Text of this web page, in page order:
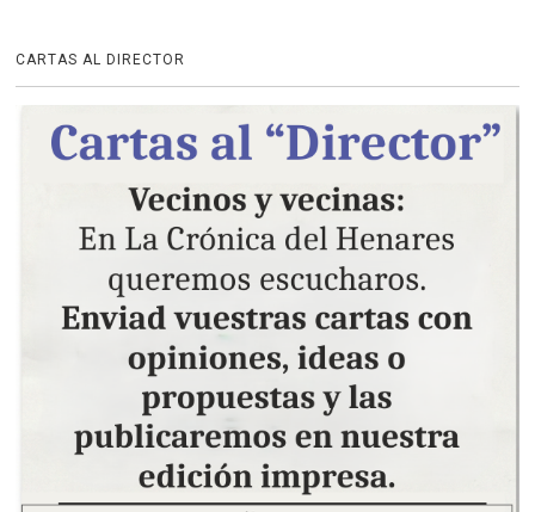
CARTAS AL DIRECTOR